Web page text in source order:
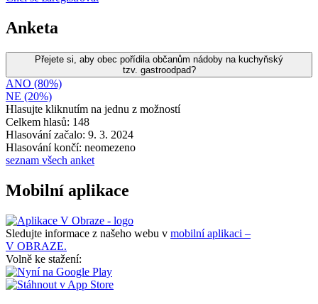
Anketa
Přejete si, aby obec pořídila občanům nádoby na kuchyňský
tzv. gastroodpad?
ANO (80%)
NE (20%)
Hlasujte kliknutím na jednu z možností
Celkem hlasů: 148
Hlasování začalo: 9. 3. 2024
Hlasování končí: neomezeno
seznam všech anket
Mobilní aplikace
Sledujte informace z našeho webu v mobilní aplikaci –
V OBRAZE.
Volně ke stažení: